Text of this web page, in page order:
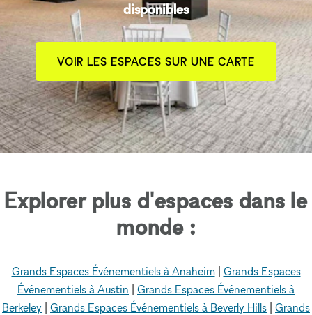
disponibles
VOIR LES ESPACES SUR UNE CARTE
Explorer plus d'espaces dans le
monde :
Grands Espaces Événementiels à Anaheim| Grands Espaces
Événementiels à Austin
Grands Espaces Événementiels à
Berkeley
Grands Espaces Événementiels à Beverly Hills Grands